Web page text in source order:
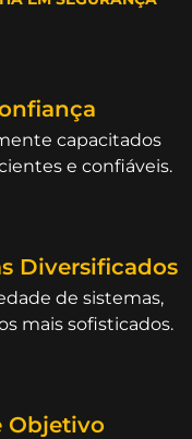
capacitados
e confiáveis.
Diversificados
de sistemas,
mais sofisticados.
Objetivo